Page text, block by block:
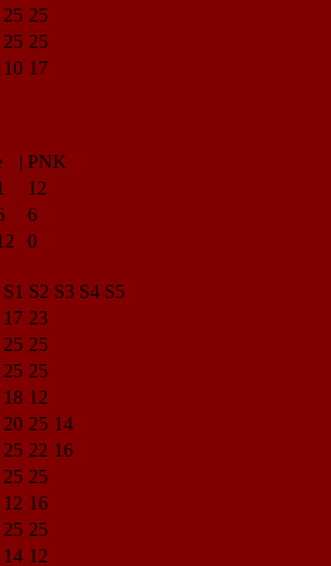
25 25
25 25
10 17
| PNK
12
6
0
S1 S2 S3 S4 S5
17 23
25 25
25 25
18 12
20 25 14
25 22 16
25 25
12 16
25 25
14 12